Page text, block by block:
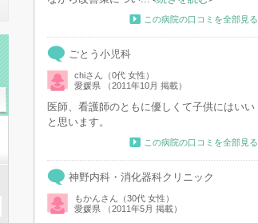
この病院の口コミを全部見る
ごとう小児科
chiさん（0代 女性）
愛媛県 （2011年10月 掲載）
医師、看護師のともに優しくて子供にはいい
と思います。
この病院の口コミを全部見る
神野内科・消化器科クリニック
もかんさん（30代 女性）
愛媛県 （2011年5月 掲載）